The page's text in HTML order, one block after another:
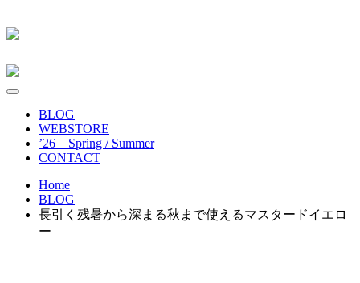
BLOG
WEBSTORE
’26 Spring / Summer
CONTACT
Home
BLOG
長引く残暑から深まる秋まで使えるマスタードイエロ
ー